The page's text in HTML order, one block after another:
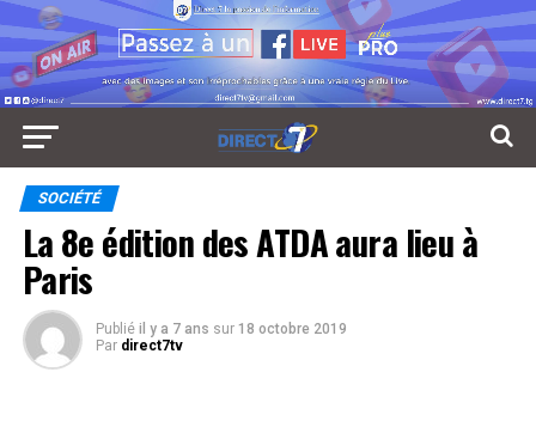
SOCIÉTÉ
La 8e édition des ATDA aura lieu à
Paris
Publié il y a 7 ans sur 18 octobre 2019
Par direct7tv